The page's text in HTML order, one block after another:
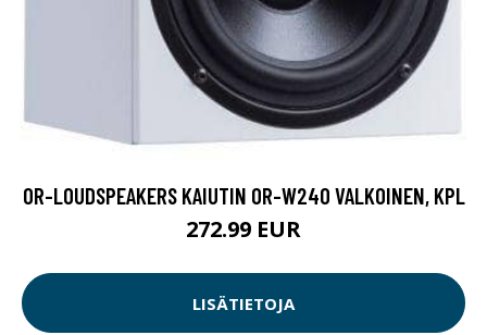
OR-LOUDSPEAKERS KAIUTIN OR-W240 VALKOINEN, KPL
272.99 EUR
LISÄTIETOJA